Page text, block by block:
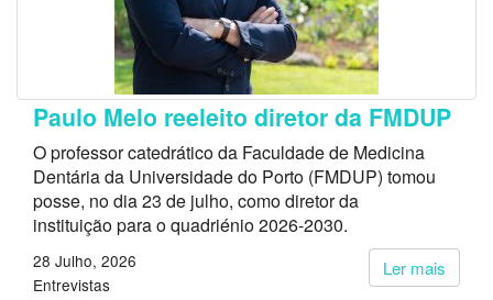
Paulo Melo reeleito diretor da FMDUP
O professor catedrático da Faculdade de Medicina
Dentária da Universidade do Porto (FMDUP) tomou
posse, no dia 23 de julho, como diretor da
instituição para o quadriénio 2026-2030.
Ler mais
28 Julho, 2026
Entrevistas